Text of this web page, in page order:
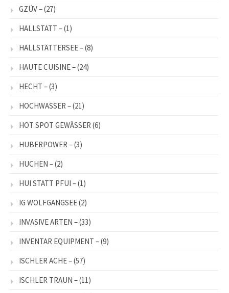
GZÜV –(27)
HALLSTATT –(1)
HALLSTÄTTERSEE –(8)
HAUTE CUISINE –(24)
HECHT –(3)
HOCHWASSER –(21)
HOT SPOT GEWÄSSER (6)
HUBERPOWER –(3)
HUCHEN –(2)
HUI STATT PFUI –(1)
IG WOLFGANGSEE(2)
INVASIVE ARTEN –(33)
INVENTAR EQUIPMENT –(9)
ISCHLER ACHE –(57)
ISCHLER TRAUN –(11)